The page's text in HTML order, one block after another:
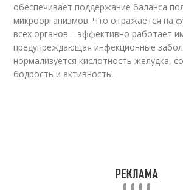
обеспечивает поддержание баланса
микроорганизмов. Что отражается на
всех органов – эффективно работает
предупреждающая инфекционные
нормализуется кислотность желудка,
бодрость и активность.